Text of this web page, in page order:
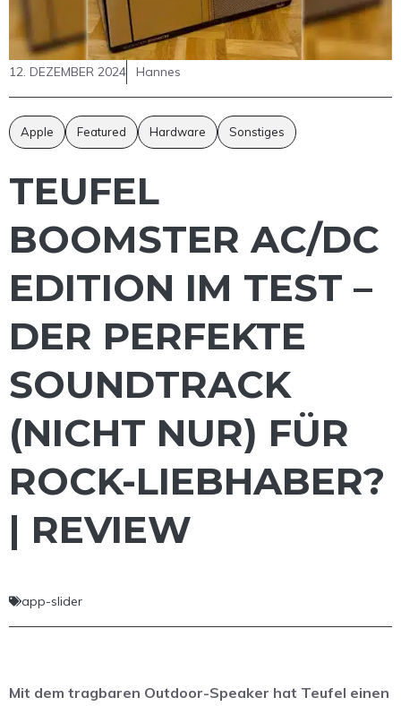
12. DEZEMBER 2024 Hannes
Apple Featured Hardware Sonstiges
TEUFEL
BOOMSTER AC/DC
EDITION IM TEST –
DER PERFEKTE
SOUNDTRACK
(NICHT NUR) FÜR
ROCK-LIEBHABER?
| REVIEW
app-slider
Mit dem tragbaren Outdoor-Speaker hat Teufel einen